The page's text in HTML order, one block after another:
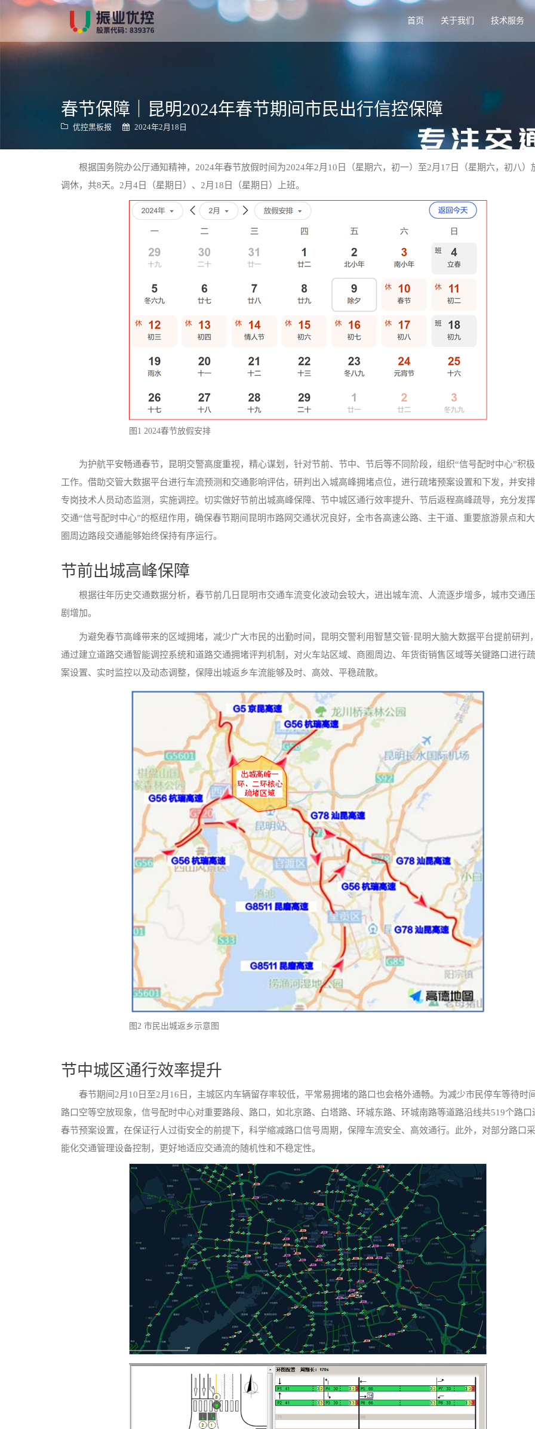
内
首页 关于我们 技术服务
春节保障｜昆明2024年春节期间市民出行信控保障
优控黑板报 2024年2月18日
根据国务院办公厅通知精神，2024年春节放假时间为2024年2月10日（星期六，初一）至2月17日（星期六，初八）
调休，共8天。2月4日（星期日）、2月18日（星期日）上班。
图1 2024春节放假安排
为护航平安畅通春节，昆明交警高度重视，精心谋划，针对节前、节中、节后等不同阶段，组织“信号配时中心”积
工作。借助交管大数据平台进行车流预测和交通影响评估，研判出入城高峰拥堵点位，进行疏堵预案设置和下发，并安
专岗技术人员动态监测，实施调控。切实做好节前出城高峰保障、节中城区通行效率提升、节后返程高峰疏导，充分发
交通“信号配时中心”的枢纽作用，确保春节期间昆明市路网交通状况良好，全市各高速公路、主干道、重要旅游景点和
圈周边路段交通能够始终保持有序运行。
节前出城高峰保障
根据往年历史交通数据分析，春节前几日昆明市交通车流变化波动会较大，进出城车流、人流逐步增多，城市交通
剧增加。
为避免春节高峰带来的区域拥堵，减少广大市民的出勤时间，昆明交警利用智慧交管·昆明大脑大数据平台提前研判
通过建立道路交通智能调控系统和道路交通拥堵评判机制，对火车站区域、商圈周边、年货街销售区域等关键路口进行
案设置、实时监控以及动态调整，保障出城返乡车流能够及时、高效、平稳疏散。
图2 市民出城返乡示意图
节中城区通行效率提升
春节期间2月10日至2月16日，主城区内车辆留存率较低，平常易拥堵的路口也会格外通畅。为减少市民停车等待时
路口空等空放现象，信号配时中心对重要路段、路口，如北京路、白塔路、环城东路、环城南路等道路沿线共519个路口
春节预案设置，在保证行人过街安全的前提下，科学缩减路口信号周期，保障车流安全、高效通行。此外，对部分路口
能化交通管理设备控制，更好地适应交通流的随机性和不稳定性。